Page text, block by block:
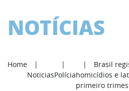
NOTÍCIAS
Home
NoticiasPolícia
Brasil
homicídios e
primeiro